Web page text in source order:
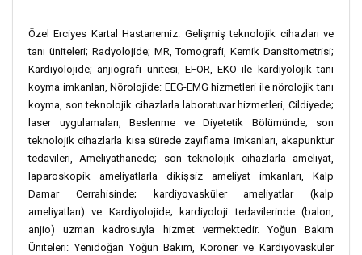
Özel Erciyes Kartal Hastanemiz: Gelişmiş teknolojik cihazları ve
tanı üniteleri; Radyolojide; MR, Tomografi, Kemik Dansitometrisi;
Kardiyolojide; anjiografi ünitesi, EFOR, EKO ile kardiyolojik tanı
koyma imkanları, Nörolojide: EEG-EMG hizmetleri ile nörolojik tanı
koyma, son teknolojik cihazlarla laboratuvar hizmetleri, Cildiyede;
laser uygulamaları, Beslenme ve Diyetetik Bölümünde; son
teknolojik cihazlarla kısa sürede zayıflama imkanları, akapunktur
tedavileri, Ameliyathanede; son teknolojik cihazlarla ameliyat,
laparoskopik ameliyatlarla dikişsiz ameliyat imkanları, Kalp
Damar Cerrahisinde; kardiyovasküler ameliyatlar (kalp
ameliyatları) ve Kardiyolojide; kardiyoloji tedavilerinde (balon,
anjio) uzman kadrosuyla hizmet vermektedir. Yoğun Bakım
Üniteleri: Yenidoğan Yoğun Bakım, Koroner ve Kardiyovasküler